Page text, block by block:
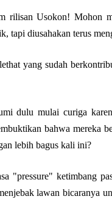
rilisan Usokon! Mohon
tapi diusahakan terus
yang sudah
dulu mulai curiga
bahwa mereka
lebih bagus kali ini?
"pressure" ketimbang
lawan bicaranya